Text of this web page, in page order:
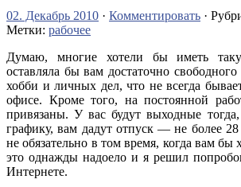
02. Декабрь 2010 · Комментировать ·
Метки: рабочее
Думаю, многие хотели бы иметь
оставляла бы вам достаточно
хобби и личных дел, что не всегда
офисе. Кроме того, на постоянной
привязаны. У вас будут выходные
графику, вам дадут отпуск — не более
не обязательно в том время, когда вам бы
это однажды надоело и я решил
Интернете.